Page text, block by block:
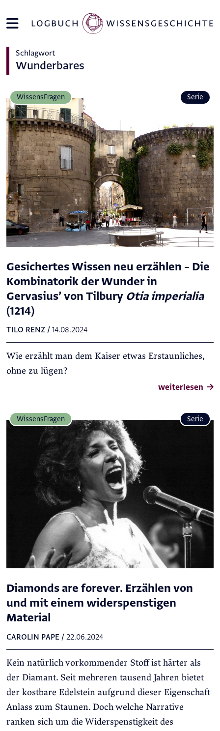
Schlagwort
Wunderbares
Wissens­Fragen Serie
Gesichertes Wissen neu erzählen – Die
Kombinatorik der Wunder in
Gervasius’ von Tilbury Otia imperialia
(1214)
TILO RENZ/ 14.08.2024
Wie erzählt man dem Kaiser etwas Erstaunliches,
ohne zu lügen?
weiterlesen
Wissens­Fragen Serie
Diamonds are forever. Erzählen von
und mit einem widerspenstigen
Material
CAROLIN PAPE / 22.06.2024
Kein natürlich vorkommender Stoff ist härter als
der Diamant. Seit mehreren tausend Jahren bietet
der kostbare Edelstein aufgrund dieser Eigenschaft
Anlass zum Staunen. Doch welche Narrative
ranken sich um die Widerspenstigkeit des